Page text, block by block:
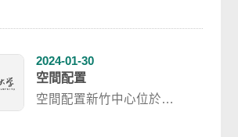
2024-01-30
空間配置
空間配置新竹中心位於國